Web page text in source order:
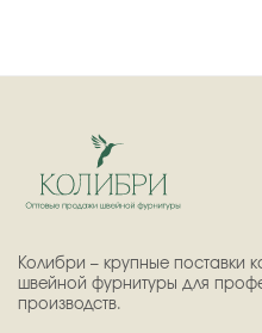
Колибри – крупные поставки
швейной фурнитуры для
производств.